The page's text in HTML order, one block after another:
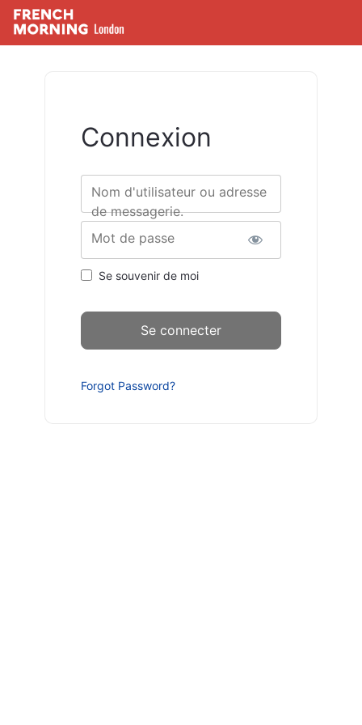
Connexion
Nom d'utilisateur ou adresse
de messagerie.
Mot de passe
Se souvenir de moi
Forgot Password?